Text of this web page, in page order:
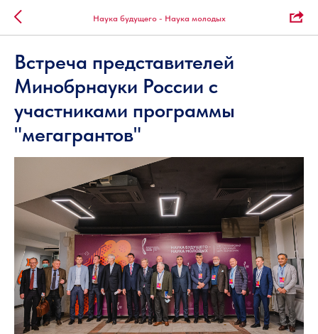
Наука будущего - Наука молодых
Встреча представителей
Минобрнауки России с
участниками программы
"мегагрантов"